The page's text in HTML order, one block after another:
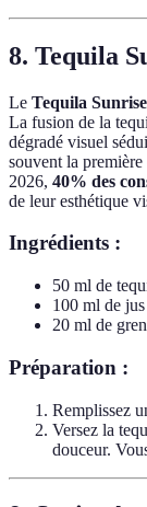
8. Tequila
Le Tequila Sunrise
La fusion de la
dégradé visuel
souvent la
2026, 40% des
de leur esthétique
Ingrédients :
50 ml de
100 ml de
20 ml de
Préparation :
Remplissez
Versez la
douceur.